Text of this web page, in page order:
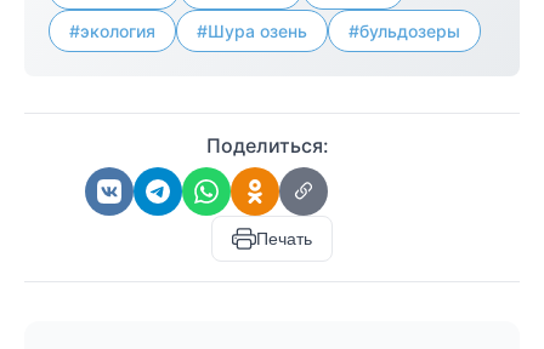
#экология #Шура озень #бульдозеры
Поделиться:
Печать